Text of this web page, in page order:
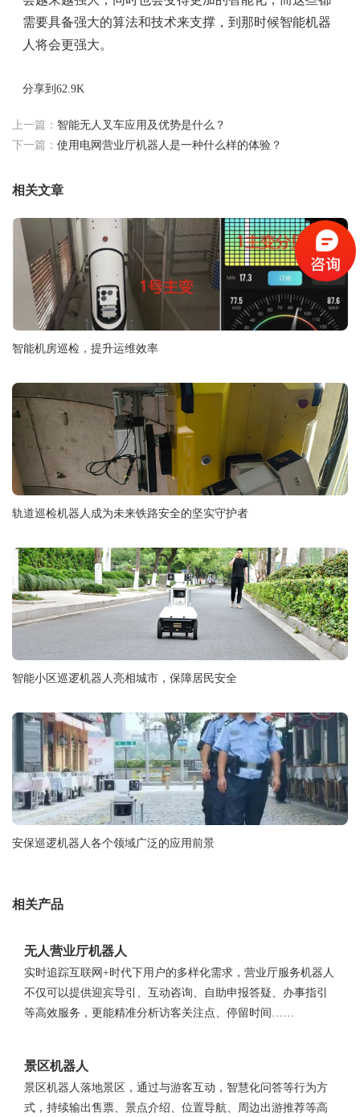
需要具备强大的算法和技术来支撑，到那时候智能机器
人将会更强大。
分享到62.9K
上一篇： 智能无人叉车应用及优势是什么？
下一篇： 使用电网营业厅机器人是一种什么样的体验？
相关文章
智能机房巡检，提升运维效率
轨道巡检机器人成为未来铁路安全的坚实守护者
智能小区巡逻机器人亮相城市，保障居民安全
安保巡逻机器人各个领域广泛的应用前景
相关产品
无人营业厅机器人
实时追踪互联网+时代下用户的多样化需求，营业厅服务机器人
不仅可以提供迎宾导引、互动咨询、自助申报答疑、办事指引
等高效服务，更能精准分析访客关注点、停留时间……
景区机器人
景区机器人落地景区，通过与游客互动，智慧化问答等行为方
式，持续输出售票、景点介绍、位置导航、周边出游推荐等高